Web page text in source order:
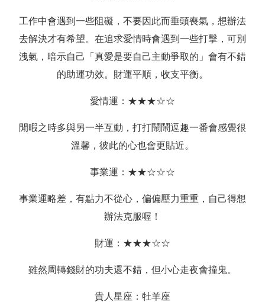
工作中會遇到一些阻礙，不要因此而垂頭喪氣，想辦法
去解決才有希望。在追求愛情時會遇到一些打擊，可別
洩氣，暗示自己「真愛是要自己主動爭取的」會有不錯
的助運功效。財運平順，收支平衡。
愛情運：★★★☆☆
閒暇之時多與另一半互動，打打鬧鬧逗趣一番會感覺很
溫馨，彼此的心也會更貼近。
事業運：★★☆☆☆
事業運略差，有點力不從心，偏偏壓力重重，自己得想
辦法克服喔！
財運：★★★☆☆
雖然周轉錢財的功夫還不錯，但小心走夜會撞鬼。
貴人星座：牡羊座